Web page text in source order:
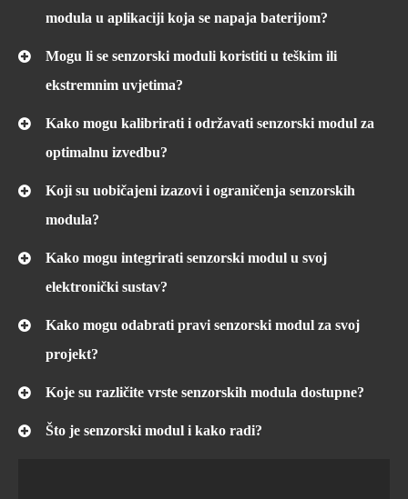
modula u aplikaciji koja se napaja baterijom?
Mogu li se senzorski moduli koristiti u teškim ili
ekstremnim uvjetima?
Kako mogu kalibrirati i održavati senzorski modul za
optimalnu izvedbu?
Koji su uobičajeni izazovi i ograničenja senzorskih
modula?
Kako mogu integrirati senzorski modul u svoj
elektronički sustav?
Kako mogu odabrati pravi senzorski modul za svoj
projekt?
Koje su različite vrste senzorskih modula dostupne?
Što je senzorski modul i kako radi?